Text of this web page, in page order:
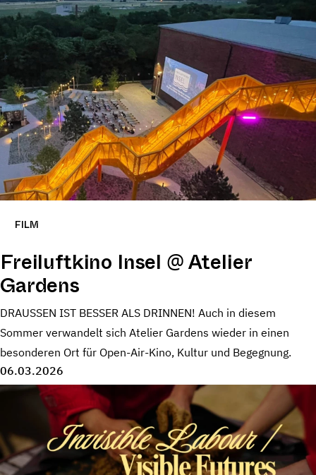
FILM
Freiluftkino Insel @ Atelier
Gardens
DRAUSSEN IST BESSER ALS DRINNEN! Auch in diesem
Sommer verwandelt sich Atelier Gardens wieder in einen
besonderen Ort für Open-Air-Kino, Kultur und Begegnung.
06.03.2026